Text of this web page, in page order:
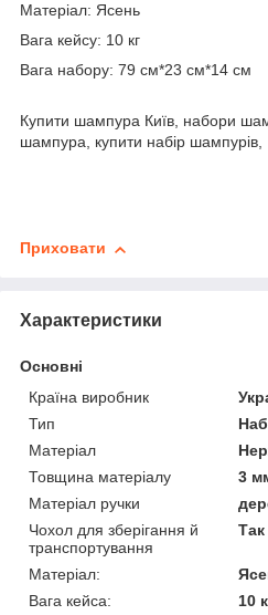
Матеріал: Ясень
Вага кейсу: 10 кг
Вага набору: 79 см*23 см*14 см
Купити шампура Київ, набори
шампура, купити набір шампурів,
Приховати
Характеристики
Основні
Країна виробник
Тип
Матеріал
Товщина матеріалу
3
Матеріал ручки
Чохол для зберігання й
транспортування
Так
Матеріал:
Вага кейса:
10